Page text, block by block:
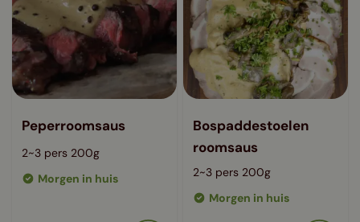
Peperroomsaus
2~3 pers 200g
Morgen in huis
Bospaddestoelen
roomsaus
2~3 pers 200g
Morgen in huis